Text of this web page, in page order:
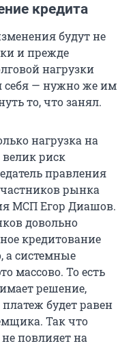
кредита
будут не
и прежде
нагрузки
— нужно же им
то, что занял.
нагрузка на
риск
правления
рынка
МСП Егор Диашов.
довольно
кредитование
а системные
массово. То есть
решение,
будет равен
Так что
повлияет на